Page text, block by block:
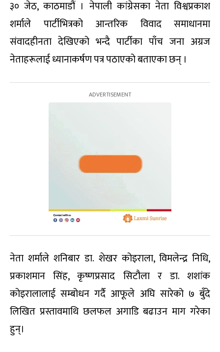
३० जेठ, काठमाडौं । नेपाली कांग्रेसका नेता विश्वप्रकाश
शर्माले पार्टीभित्रको आन्तरिक विवाद समाधानमा
संवादहीनता देखिएको भन्दै पार्टीका पाँच जना अग्रज
नेताहरूलाई ध्यानाकर्षण पत्र पठाएको बताएका छन् ।
नेता शर्माले शनिबार डा. शेखर कोइराला, विमलेन्द्र निधि,
प्रकाशमान सिंह, कृष्णप्रसाद सिटौला र डा. शशांक
कोइरालालाई सम्बोधन गर्दै आफूले अघि सारेको ७ बुँदे
लिखित प्रस्तावमाथि छलफल अगाडि बढाउन माग गरेका
हुन्।